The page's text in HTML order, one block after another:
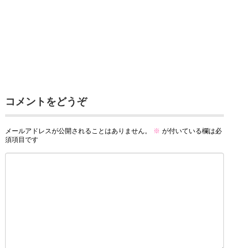
コメントをどうぞ
メールアドレスが公開されることはありません。 ※ が付いている欄は必
須項目です